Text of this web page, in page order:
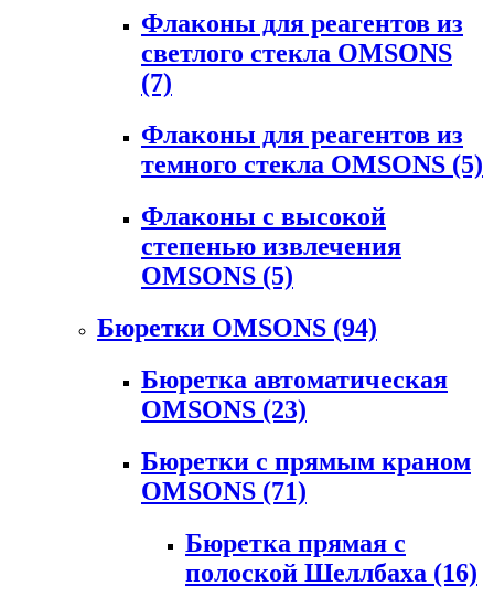
Флаконы для реагентов из
светлого стекла OMSONS
(7)
Флаконы для реагентов из
темного стекла OMSONS (5)
Флаконы с высокой
степенью извлечения
OMSONS (5)
Бюретки OMSONS (94)
Бюретка автоматическая
OMSONS (23)
Бюретки с прямым краном
OMSONS (71)
Бюретка прямая с
полоской Шеллбаха (16)